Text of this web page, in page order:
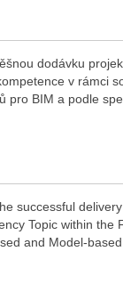
dodávku
v rámci
BIM a podle
successful
Topic within the
and Model-